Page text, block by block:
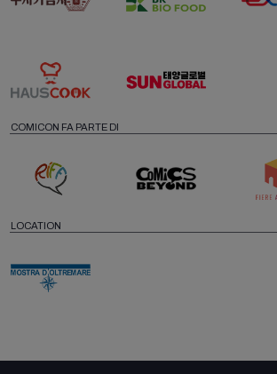
COMICON FA PARTE DI
LOCATION